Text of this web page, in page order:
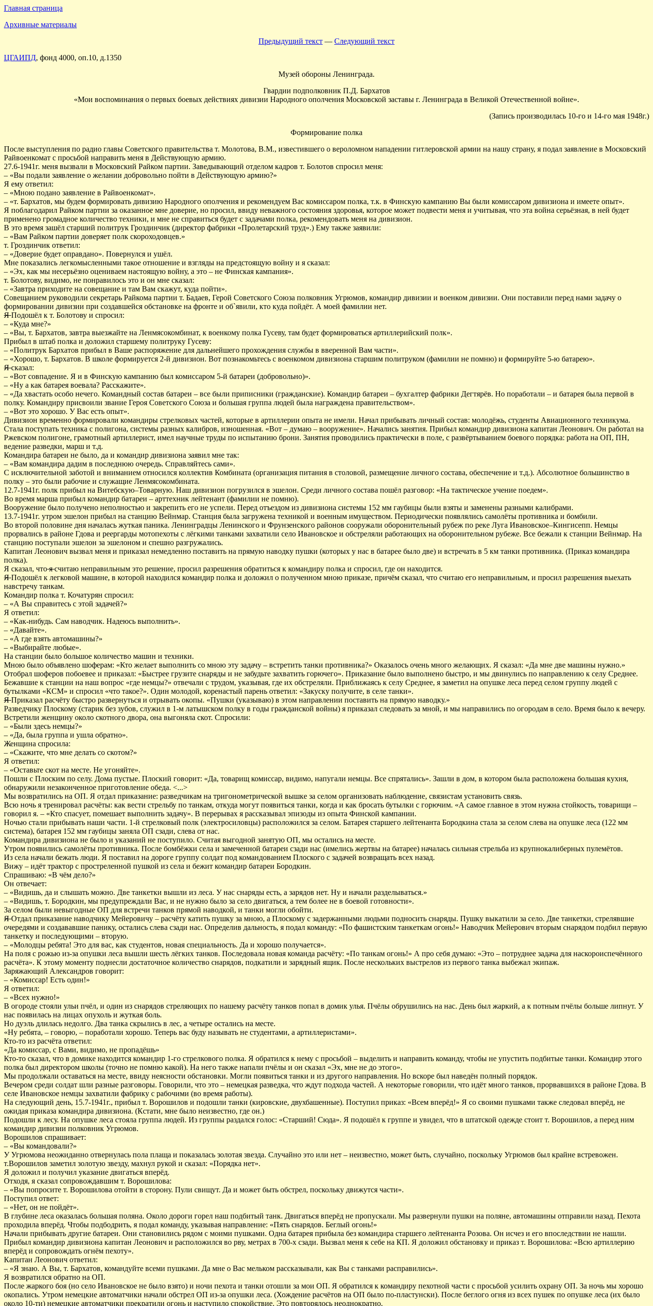
Главная страница
Архивные материалы
Предыдущий текст — Следующий текст
ЦГАИПД, фонд 4000, оп.10, д.1350
Музей обороны Ленинграда.
Гвардии подполковник П.Д. Бархатов
«Мои воспоминания о первых боевых действиях дивизии Народного ополчения Московской заставы г. Ленинграда в Великой Отечественной войне».
(Запись производилась 10-го и 14-го мая 1948г.)
Формирование полка
После выступления по радио главы Советского правительства т. Молотова, В.М., известившего о вероломном нападении гитлеровской армии на нашу страну, я подал заявление в Московский
Райвоенкомат с просьбой направить меня в Действующую армию.
27.6-1941г. меня вызвали в Московский Райком партии. Заведывающий отделом кадров т. Болотов спросил меня:
– «Вы подали заявление о желании добровольно пойти в Действующую армию?»
Я ему ответил:
– «Мною подано заявление в Райвоенкомат».
– «т. Бархатов, мы будем формировать дивизию Народного ополчения и рекомендуем Вас комиссаром полка, т.к. в Финскую кампанию Вы были комиссаром дивизиона и имеете опыт».
Я поблагодарил Райком партии за оказанное мне доверие, но просил, ввиду неважного состояния здоровья, которое может подвести меня и учитывая, что эта война серьёзная, в ней будет
применено громадное количество техники, и мне не справиться будет с задачами полка, рекомендовать меня на дивизион.
В это время зашёл старший политрук Гроздинчик (директор фабрики «Пролетарский труд».) Ему также заявили:
– «Вам Райком партии доверяет полк скороходовцев.»
т. Гроздинчик ответил:
– «Доверие будет оправдано». Повернулся и ушёл.
Мне показались легкомысленными такое отношение и взгляды на предстоящую войну и я сказал:
– «Эх, как мы несерьёзно оцениваем настоящую войну, а это – не Финская кампания».
т. Болотову, видимо, не понравилось это и он мне сказал:
– «Завтра приходите на совещание и там Вам скажут, куда пойти».
Совещанием руководили секретарь Райкома партии т. Бадаев, Герой Советского Союза полковник Угрюмов, командир дивизии и военком дивизии. Они поставили перед нами задачу о
формировании дивизии при создавшейся обстановке на фронте и об`явили, кто куда пойдёт. А моей фамилии нет.
ЯПодошёл к т. Болотову и спросил:
– «Куда мне?»
– «Вы, т. Бархатов, завтра выезжайте на Ленмясокомбинат, к военкому полка Гусеву, там будет формироваться артиллерийский полк».
Прибыл в штаб полка и доложил старшему политруку Гусеву:
– «Политрук Бархатов прибыл в Ваше распоряжение для дальнейшего прохождения службы в вверенной Вам части».
– «Хорошо, т. Бархатов. В школе формируется 2-й дивизион. Вот познакомьтесь с военкомом дивизиона старшим политруком (фамилии не помню) и формируйте 5-ю батарею».
Ясказал:
– «Вот совпадение. Я и в Финскую кампанию был комиссаром 5-й батареи (добровольно)».
– «Ну а как батарея воевала? Расскажите».
– «Да хвастать особо нечего. Командный состав батареи – все были приписники (гражданские). Командир батареи – бухгалтер фабрики Дегтярёв. Но поработали – и батарея была первой в
полку. Командиру присвоили звание Героя Советского Союза и большая группа людей была награждена правительством».
– «Вот это хорошо. У Вас есть опыт».
Дивизион временно формировали командиры стрелковых частей, которые в артиллерии опыта не имели. Начал прибывать личный состав: молодёжь, студенты Авиационного техникума.
Стала поступать техника с полигона, системы разных калибров, изношенная. «Вот – думаю – вооружение». Начались занятия. Прибыл командир дивизиона капитан Леонович. Он работал на
Ржевском полигоне, грамотный артиллерист, имел научные труды по испытанию брони. Занятия проводились практически в поле, с развёртыванием боевого порядка: работа на ОП, ПН,
ведение разведки, марш и т.д.
Командира батареи не было, да и командир дивизиона заявил мне так:
– «Вам командира дадим в последнюю очередь. Справляйтесь сами».
С исключительной заботой и вниманием относился коллектив Комбината (организация питания в столовой, размещение личного состава, обеспечение и т.д.). Абсолютное большинство в
полку – это были рабочие и служащие Ленмясокомбината.
12.7-1941г. полк прибыл на Витебскую–Товарную. Наш дивизион погрузился в эшелон. Среди личного состава пошёл разговор: «На тактическое учение поедем».
Во время марша прибыл командир батареи – арттехник лейтенант (фамилии не помню).
Вооружение было получено неполностью и закрепить его не успели. Перед отъездом из дивизиона системы 152 мм гаубицы были взяты и заменены разными калибрами.
13.7-1941г. утром эшелон прибыл на станцию Вейнмар. Станция была загружена техникой и военным имуществом. Периодически появлялись самолёты противника и бомбили.
Во второй половине дня началась жуткая паника. Ленинградцы Ленинского и Фрунзенского районов сооружали оборонительный рубеж по реке Луга Ивановское–Кингисепп. Немцы
прорвались в районе Гдова и реергарды мотопехоты с лёгкими танками захватили село Ивановское и обстреляли работающих на оборонительном рубеже. Все бежали к станции Вейнмар. На
станцию поступали эшелон за эшелоном и спешно разгружались.
Капитан Леонович вызвал меня и приказал немедленно поставить на прямую наводку пушки (которых у нас в батарее было две) и встречать в 5 км танки противника. (Приказ командира
полка).
Я сказал, чтоясчитаю неправильным это решение, просил разрешения обратиться к командиру полка и спросил, где он находится.
ЯПодошёл к легковой машине, в которой находился командир полка и доложил о полученном мною приказе, причём сказал, что считаю его неправильным, и просил разрешения выехать
навстречу танкам.
Командир полка т. Кочатурян спросил:
– «А Вы справитесь с этой задачей?»
Я ответил:
– «Как-нибудь. Сам наводчик. Надеюсь выполнить».
– «Давайте».
– «А где взять автомашины?»
– «Выбирайте любые».
На станции было большое количество машин и техники.
Мною было объявлено шоферам: «Кто желает выполнить со мною эту задачу – встретить танки противника?» Оказалось очень много желающих. Я сказал: «Да мне две машины нужно.»
Отобрал шоферов побоевее и приказал: «Быстрее грузите снаряды и не забудьте захватить горючего». Приказание было выполнено быстро, и мы двинулись по направлению к селу Среднее.
Бежавшие к станции на наш вопрос «где немцы?» отвечали с трудом, указывая, где их обстреляли. Приближаясь к селу Среднее, я заметил на опушке леса перед селом группу людей с
бутылками «КСМ» и спросил «что такое?». Один молодой, коренастый парень ответил: «Закуску получите, в селе танки».
ЯПриказал расчёту быстро развернуться и отрывать окопы. «Пушки (указываю) в этом направлении поставить на прямую наводку.»
Разведчику Плоскому (старик без зубов, служил в 1-м латышском полку в годы гражданской войны) я приказал следовать за мной, и мы направились по огородам в село. Время было к вечеру.
Встретили женщину около скотного двора, она выгоняла скот. Спросили:
– «Были здесь немцы?»
– «Да, была группа и ушла обратно».
Женщина спросила:
– «Скажите, что мне делать со скотом?»
Я ответил:
– «Оставьте скот на месте. Не угоняйте».
Пошли с Плоским по селу. Дома пустые. Плоский говорит: «Да, товарищ комиссар, видимо, напугали немцы. Все спрятались». Зашли в дом, в котором была расположена большая кухня,
обнаружили незаконченное приготовление обеда. <...>
Мы возвратились на ОП. Я отдал приказание: разведчикам на тригонометрической вышке за селом организовать наблюдение, связистам установить связь.
Всю ночь я тренировал расчёты: как вести стрельбу по танкам, откуда могут появиться танки, когда и как бросать бутылки с горючим. «А самое главное в этом нужна стойкость, товарищи –
говорил я. – «Кто спасует, помешает выполнить задачу». В перерывах я рассказывал эпизоды из опыта Финской кампании.
Ночью стали прибывать наши части. 1-й стрелковый полк (электросиловцы) расположился за селом. Батарея старшего лейтенанта Бородкина стала за селом слева на опушке леса (122 мм
система), батарея 152 мм гаубицы заняла ОП сзади, слева от нас.
Командира дивизиона не было и указаний не поступило. Считая выгодной занятую ОП, мы остались на месте.
Утром появились самолёты противника. После бомбёжки села и замеченной батареи сзади нас (имелись жертвы на батарее) началась сильная стрельба из крупнокалиберных пулемётов.
Из села начали бежать люди. Я поставил на дороге группу солдат под командованием Плоского с задачей возвращать всех назад.
Вижу – идёт трактор с простреленной пушкой из села и бежит командир батареи Бородкин.
Спрашиваю: «В чём дело?»
Он отвечает:
– «Видишь, да и слышать можно. Две танкетки вышли из леса. У нас снаряды есть, а зарядов нет. Ну и начали разделываться.»
– «Видишь, т. Бородкин, мы предупреждали Вас, и не нужно было за село двигаться, а тем более не в боевой готовности».
За селом были невыгодные ОП для встречи танков прямой наводкой, и танки могли обойти.
ЯОтдал приказание наводчику Мейеровичу – расчёту катить пушку за мною, а Плоскому с задержанными людьми подносить снаряды. Пушку выкатили за село. Две танкетки, стрелявшие
очередями и создававшие панику, остались слева сзади нас. Определив дальность, я подал команду: «По фашистским танкеткам огонь!» Наводчик Мейерович вторым снарядом подбил первую
танкетку и последующими – вторую.
– «Молодцы ребята! Это для вас, как студентов, новая специальность. Да и хорошо получается».
На поля с рожью из-за опушки леса вышли шесть лёгких танков. Последовала новая команда расчёту: «По танкам огонь!» А про себя думаю: «Это – потруднее задача для наскороиспечённого
расчёта». К этому моменту поднесли достаточное количество снарядов, подкатили и зарядный ящик. После нескольких выстрелов из первого танка выбежал экипаж.
Заряжающий Александров говорит:
– «Комиссар! Есть один!»
Я ответил:
– «Всех нужно!»
В огороде стояли ульи пчёл, и один из снарядов стреляющих по нашему расчёту танков попал в домик улья. Пчёлы обрушились на нас. День был жаркий, а к потным пчёлы больше липнут. У
нас появилась на лицах опухоль и жуткая боль.
Но дуэль длилась недолго. Два танка скрылись в лес, а четыре остались на месте.
«Ну ребята, – говорю, – поработали хорошо. Теперь вас буду называть не студентами, а артиллеристами».
Кто-то из расчёта ответил:
«Да комиссар, с Вами, видимо, не пропадёшь»
Кто-то сказал, что в домике находится командир 1-го стрелкового полка. Я обратился к нему с просьбой – выделить и направить команду, чтобы не упустить подбитые танки. Командир этого
полка был директором школы (точно не помню какой). На него также напали пчёлы и он сказал «Эх, мне не до этого».
Мы продолжали оставаться на месте, ввиду неясности обстановки. Могли появиться танки и из другого направления. Но вскоре был наведён полный порядок.
Вечером среди солдат шли разные разговоры. Говорили, что это – немецкая разведка, что ждут подхода частей. А некоторые говорили, что идёт много танков, прорвавшихся в районе Гдова. В
селе Ивановское немцы захватили фабрику с рабочими (во время работы).
На следующий день, 15.7-1941г., прибыл т. Ворошилов и подошли танки (кировские, двухбашенные). Поступил приказ: «Всем вперёд!» Я со своими пушками также следовал вперёд, не
ожидая приказа командира дивизиона. (Кстати, мне было неизвестно, где он.)
Подошли к лесу. На опушке леса стояла группа людей. Из группы раздался голос: «Старший! Сюда». Я подошёл к группе и увидел, что в штатской одежде стоит т. Ворошилов, а перед ним
командир дивизии полковник Угрюмов.
Ворошилов спрашивает:
– «Вы командовали?»
У Угрюмова неожиданно отвернулась пола плаща и показалась золотая звезда. Случайно это или нет – неизвестно, может быть, случайно, поскольку Угрюмов был крайне встревожен.
т.Ворошилов заметил золотую звезду, махнул рукой и сказал: «Порядка нет».
Я доложил и получил указание двигаться вперёд.
Отходя, я сказал сопровождавшим т. Ворошилова:
– «Вы попросите т. Ворошилова отойти в сторону. Пули свищут. Да и может быть обстрел, поскольку движутся части».
Поступил ответ:
– «Нет, он не пойдёт».
В глубине леса оказалась большая поляна. Около дороги горел наш подбитый танк. Двигаться вперёд не пропускали. Мы развернули пушки на поляне, автомашины отправили назад. Пехота
проходила вперёд. Чтобы подбодрить, я подал команду, указывая направление: «Пять снарядов. Беглый огонь!»
Начали прибывать другие батареи. Они становились рядом с моими пушками. Одна батарея прибыла без командира старшего лейтенанта Розова. Он исчез и его впоследствии не нашли.
Прибыл командир дивизиона капитан Леонович и расположился во рву, метрах в 700-х сзади. Вызвал меня к себе на КП. Я доложил обстановку и приказ т. Ворошилова: «Всю артиллерию
вперёд и сопровождать огнём пехоту».
Капитан Леонович ответил:
– «Я знаю. А Вы, т. Бархатов, командуйте всеми пушками. Да мне о Вас мельком рассказывали, как Вы с танками расправились».
Я возвратился обратно на ОП.
После жаркого боя (но село Ивановское не было взято) и ночи пехота и танки отошли за мои ОП. Я обратился к командиру пехотной части с просьбой усилить охрану ОП. За ночь мы хорошо
окопались. Утром немецкие автоматчики начали обстрел ОП из-за опушки леса. (Хождение расчётов на ОП было по-пластунски). После беглого огня из всех пушек по опушке леса (их было
около 10-ти) немецкие автоматчики прекратили огонь и наступило спокойствие. Это повторялось неоднократно.